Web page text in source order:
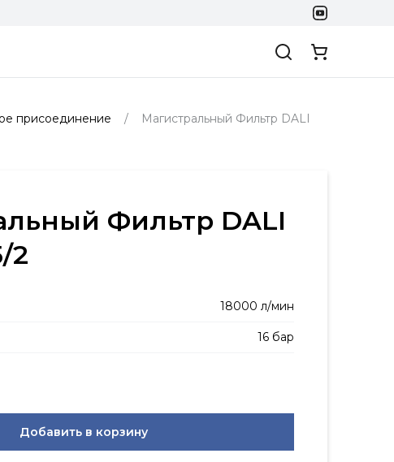
присоединение
Магистральный Фильтр DALI
Фильтр DALI
2
18000 л/мин
16 бар
Добавить в корзину